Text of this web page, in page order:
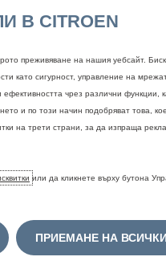
налични. За потвърждение и
и съответните
Моля, свържете се с вашия
Търговско-сервизен
на гориво и емисиите на CO2 на
продажба.
В CITROEN
преживяване на нашия уебсайт.
като сигурност, управление на
ефективността чрез различни функции,
и по този начин подобряват това,
на трети страни, за да изпраща
или да кликнете върху бутона
ПРИЕМАНЕ НА ВСИЧКИ